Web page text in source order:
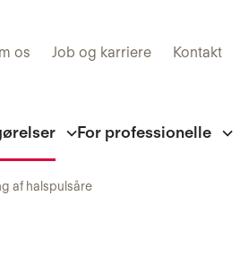
os Job og karriere Kontakt
For professionelle
af halspulsåre